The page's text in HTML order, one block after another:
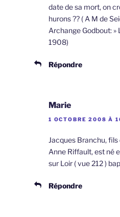
date de sa mort, on
hurons ?? ( A M de
Archange Godbout: »
1908)
Répondre
Marie
1 OCTOBRE 2008 À
Jacques Branchu,
Anne Riffault, est né
sur Loir ( vue 212 )
Répondre